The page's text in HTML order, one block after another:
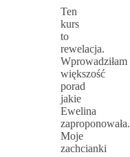
Ten
kurs
to
rewelacja.
Wprowadziłam
większość
porad
jakie
Ewelina
zaproponowała.
Moje
zachcianki